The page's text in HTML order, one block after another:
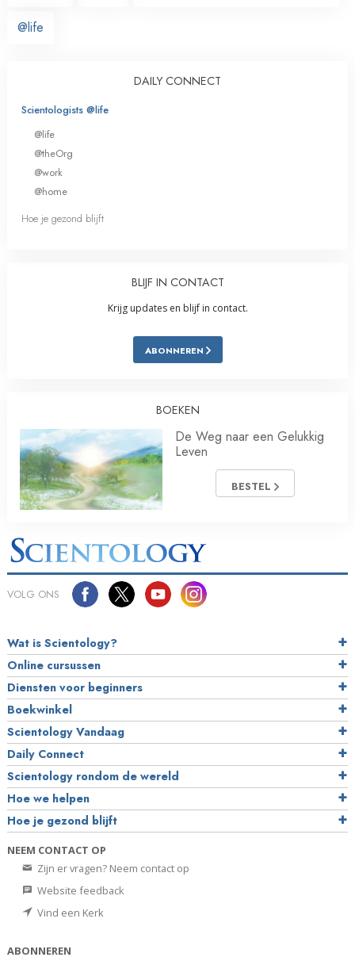
@life
DAILY CONNECT
Scientologists @life
@life
@theOrg
@work
@home
Hoe je gezond blijft
BLIJF IN CONTACT
Krijg updates en blijf in contact.
ABONNEREN
BOEKEN
De Weg naar een Gelukkig
Leven
BESTEL
VOLG ONS
Wat is Scientology?
Online cursussen
Diensten voor beginners
Boekwinkel
Scientology Vandaag
Daily Connect
Scientology rondom de wereld
Hoe we helpen
Hoe je gezond blijft
NEEM CONTACT OP
Zijn er vragen? Neem contact op
Website feedback
Vind een Kerk
ABONNEREN